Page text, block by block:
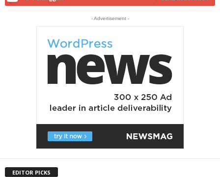
- Advertisement -
EDITOR PICKS